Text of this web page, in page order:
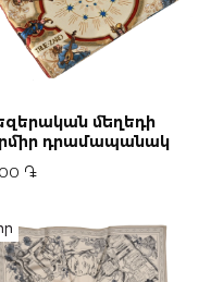
մեղեդի
դրամապանակ
֏